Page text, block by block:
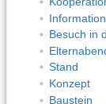
Besuch in
Stand
Konzept
Baustein